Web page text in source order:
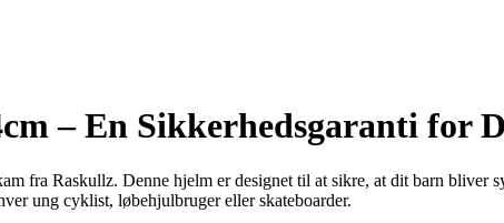
– En Sikkerhedsgaranti for
fra Raskullz. Denne hjelm er designet til at sikre, at dit barn
ung cyklist, løbehjulbruger eller skateboarder.